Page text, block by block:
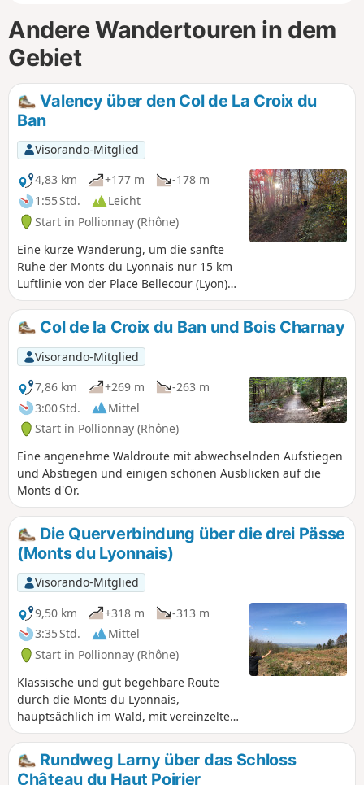
Andere Wandertouren in dem
Gebiet
Valency über den Col de La Croix du
Ban
Visorando-Mitglied
4,83 km
+177 m
-178 m
1:55 Std.
Leicht
Start in Pollionnay (Rhône)
Eine kurze Wanderung, um die sanfte
Ruhe der Monts du Lyonnais nur 15 km
Luftlinie von der Place Bellecour (Lyon)
entfernt zu genießen. Diese Route liegt
auch ganz in der Nähe der
Nachbargemeinden Tassin, Craponne,
Saint-Genis-les-Ollières und
Charbonnières-les-Bains. Entdecken Sie
die Ruhe des Waldes mit seinen
bemerkenswerten Bäumen, die Stille
kleiner Bäche und atemberaubende
Ausblicke auf Lyon. Je nach Wetterlage
können Sie sogar die Alpen und den
Mont Blanc sehen.
Col de la Croix du Ban und Bois Charnay
Visorando-Mitglied
7,86 km
+269 m
-263 m
3:00 Std.
Mittel
Start in Pollionnay (Rhône)
Eine angenehme Waldroute mit abwechselnden Aufstiegen
und Abstiegen und einigen schönen Ausblicken auf die
Monts d'Or.
Die Querverbindung über die drei Pässe
(Monts du Lyonnais)
Visorando-Mitglied
9,50 km
+318 m
-313 m
3:35 Std.
Mittel
Start in Pollionnay (Rhône)
Klassische und gut begehbare Route
durch die Monts du Lyonnais,
hauptsächlich im Wald, mit vereinzelten
Aussichtspunkten auf den Großraum
Lyon und die Alpen bei gutem Wetter.
Außerdem Ausblicke auf die Monts du
Rundweg Larny über das Schloss
Château du Haut Poirier